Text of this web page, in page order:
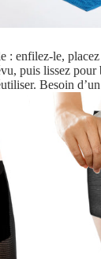
: enfilez-le,
puis lissez
Besoin